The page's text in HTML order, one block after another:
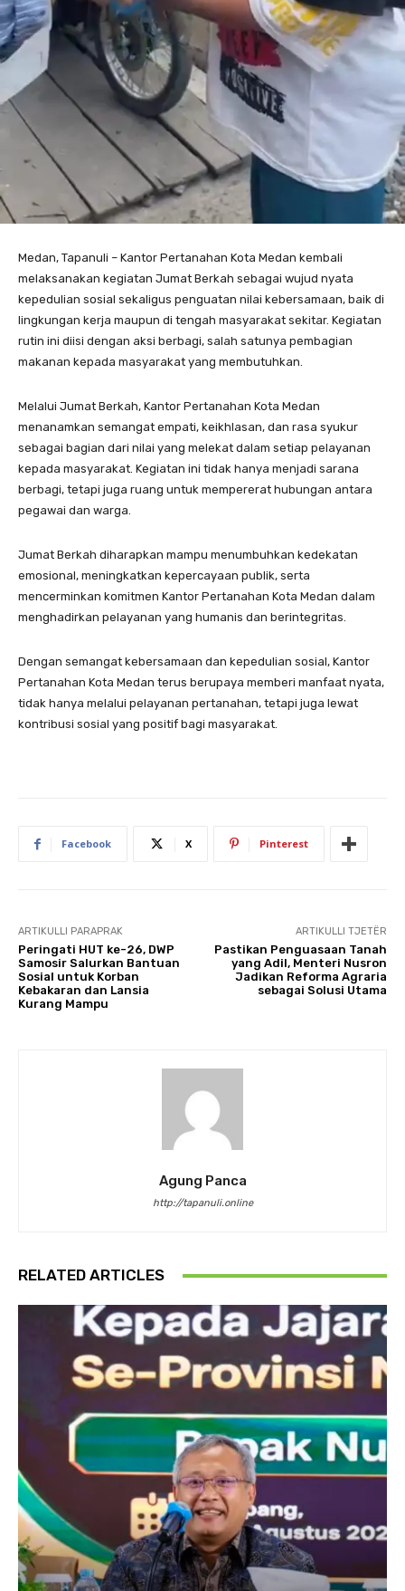
Medan, Tapanuli – Kantor Pertanahan Kota Medan kembali
melaksanakan kegiatan Jumat Berkah sebagai wujud nyata
kepedulian sosial sekaligus penguatan nilai kebersamaan, baik di
lingkungan kerja maupun di tengah masyarakat sekitar. Kegiatan
rutin ini diisi dengan aksi berbagi, salah satunya pembagian
makanan kepada masyarakat yang membutuhkan.
Melalui Jumat Berkah, Kantor Pertanahan Kota Medan
menanamkan semangat empati, keikhlasan, dan rasa syukur
sebagai bagian dari nilai yang melekat dalam setiap pelayanan
kepada masyarakat. Kegiatan ini tidak hanya menjadi sarana
berbagi, tetapi juga ruang untuk mempererat hubungan antara
pegawai dan warga.
Jumat Berkah diharapkan mampu menumbuhkan kedekatan
emosional, meningkatkan kepercayaan publik, serta
mencerminkan komitmen Kantor Pertanahan Kota Medan dalam
menghadirkan pelayanan yang humanis dan berintegritas.
Dengan semangat kebersamaan dan kepedulian sosial, Kantor
Pertanahan Kota Medan terus berupaya memberi manfaat nyata,
tidak hanya melalui pelayanan pertanahan, tetapi juga lewat
kontribusi sosial yang positif bagi masyarakat.
Facebook X Pinterest
ARTIKULLI PARAPRAK
Peringati HUT ke-26, DWP
Samosir Salurkan Bantuan
Sosial untuk Korban
Kebakaran dan Lansia
Kurang Mampu
ARTIKULLI TJETËR
Pastikan Penguasaan Tanah
yang Adil, Menteri Nusron
Jadikan Reforma Agraria
sebagai Solusi Utama
Agung Panca
http://tapanuli.online
RELATED ARTICLES